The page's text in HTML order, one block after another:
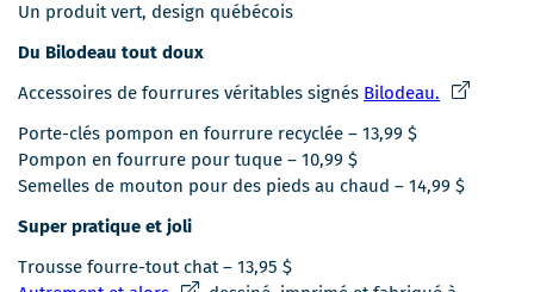
une
fenêtre
Un produit vert, design québécois
Du Bilodeau tout doux
Accessoires de fourrures véritables signés Bilodeau. Ce
une
Porte-clés pompon en fourrure recyclée – 13,99 $
Pompon en fourrure pour tuque – 10,99 $
Semelles de mouton pour des pieds au chaud – 14,99 $
Super pratique et joli
Trousse fourre-tout chat – 13,95 $